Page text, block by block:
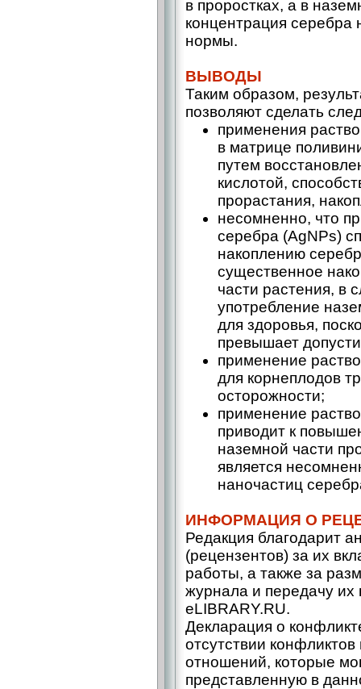
в проростках, а в
концентрация серебра
нормы.
ВЫВОДЫ
Таким образом,
позволяют сделать
применения
в матрице
путем
кислотой,
прорастания,
несомненно, что
серебра (AgNPs)
накоплению
существенное
части растения, в
употребление
для здоровья,
превышает
применение
для корнеплодов
осторожности;
применение
приводит к
наземной части
является
наночастиц
ИНФОРМАЦИЯ О
Редакция благодарит
(рецензентов) за их
работы, а также за
журнала и передачу
eLIBRARY.RU.
Декларация о
отсутствии
отношений, которые
представленную в